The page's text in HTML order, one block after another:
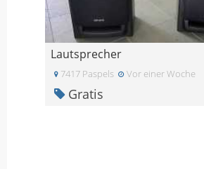
Lautsprecher
7417 Paspels Vor einer Woche
Gratis